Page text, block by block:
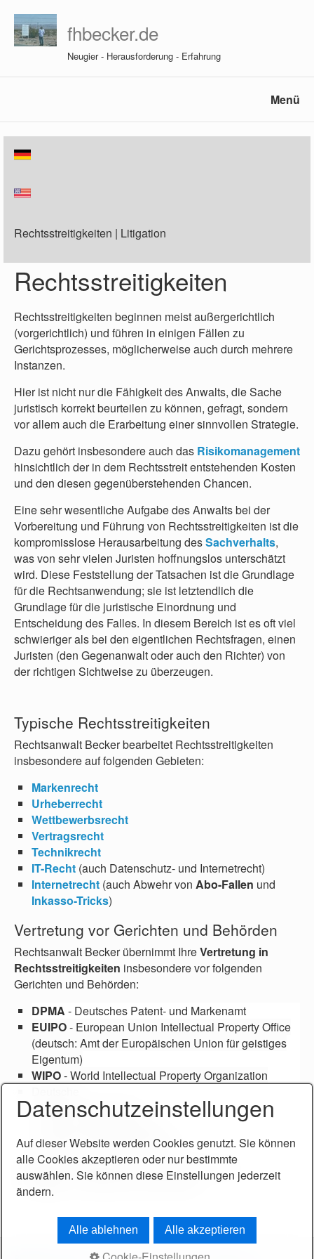
fhbecker.de
Neugier - Herausforderung - Erfahrung
Menü
Rechtsstreitigkeiten | Litigation
Rechtsstreitigkeiten
Rechtsstreitigkeiten beginnen meist außergerichtlich
(vorgerichtlich) und führen in einigen Fällen zu
Gerichtsprozesses, möglicherweise auch durch mehrere
Instanzen.
Hier ist nicht nur die Fähigkeit des Anwalts, die Sache
juristisch korrekt beurteilen zu können, gefragt, sondern
vor allem auch die Erarbeitung einer sinnvollen Strategie.
Dazu gehört insbesondere auch das Risikomanagement
hinsichtlich der in dem Rechtsstreit entstehenden Kosten
und den diesen gegenüberstehenden Chancen.
Eine sehr wesentliche Aufgabe des Anwalts bei der
Vorbereitung und Führung von Rechtsstreitigkeiten ist die
kompromisslose Herausarbeitung desSachverhalts,
was von sehr vielen Juristen hoffnungslos unterschätzt
wird. Diese Feststellung der Tatsachen ist die Grundlage
für die Rechtsanwendung; sie ist letztendlich die
Grundlage für die juristische Einordnung und
Entscheidung des Falles. In diesem Bereich ist es oft viel
schwieriger als bei den eigentlichen Rechtsfragen, einen
Juristen (den Gegenanwalt oder auch den Richter) von
der richtigen Sichtweise zu überzeugen.
Typische Rechtsstreitigkeiten
Rechtsanwalt Becker bearbeitet Rechtsstreitigkeiten
insbesondere auf folgenden Gebieten:
Markenrecht
Urheberrecht
Wettbewerbsrecht
Vertragsrecht
Technikrecht
IT-Recht (auch Datenschutz- und Internetrecht)
Internetrecht (auch Abwehr von Abo-Fallen und
Inkasso-Tricks)
Vertretung vor Gerichten und Behörden
Rechtsanwalt Becker übernimmt IhreVertretung in
Rechtsstreitigkeiten insbesondere vor folgenden
Gerichten und Behörden:
DPMA - Deutsches Patent- und Markenamt
EUIPO- European Union Intellectual Property Office
(deutsch: Amt der Europäischen Union für geistiges
Eigentum)
WIPO- World Intellectual Property Organization
AG- Amtsgerichte,
OLG- Oberlandesgerichte
EuG- Europäisches Gericht erster Instanz
EuGH- Europäischer Gerichtshof
Datenschutzeinstellungen
Auf dieser Website werden Cookies genutzt. Sie können
alle Cookies akzeptieren oder nur bestimmte
auswählen. Sie können diese Einstellungen jederzeit
ändern.
Alle ablehnen Alle akzeptieren